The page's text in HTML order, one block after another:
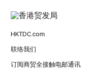
HKTDC.com
联络我们
订阅商贸全接触电邮通讯